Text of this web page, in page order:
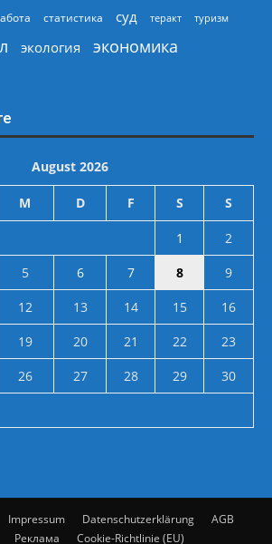
статистика суд теракт туризм
экология экономика
August 2026
M D F S S
1
2
5 6 7 8
9
12 13 14 15
16
19 20 21 22
23
26 27 28 29
30
Impressum Datenschutzerklärung
AGB
Реклама Cookie-Richtlinie (EU)